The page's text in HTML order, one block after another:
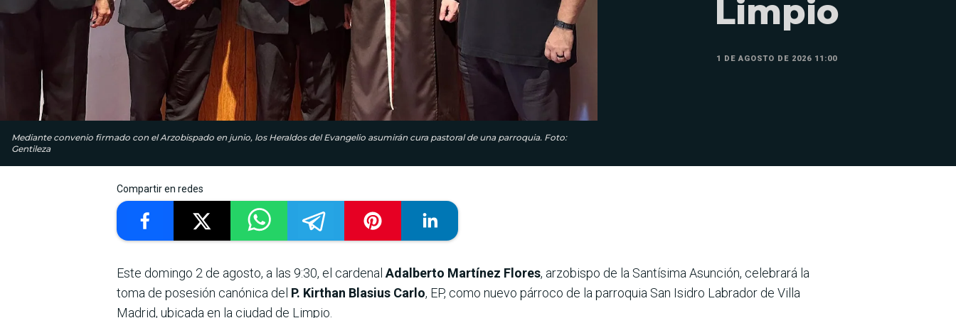
Mediante convenio firmado con el Arzobispado en junio, los Heraldos del Evangelio asumirán cura pastoral de una parroquia. Foto:
Gentileza
Limpio
1 DE AGOSTO DE 2026 11:00
Compartir en redes
Este domingo 2 de agosto, a las 9:30, el cardenal Adalberto Martínez Flores, arzobispo de la Santísima Asunción, celebrará la
toma de posesión canónica del P. Kirthan Blasius Carlo, EP, como nuevo párroco de la parroquia San Isidro Labrador de Villa
Madrid, ubicada en la ciudad de Limpio.